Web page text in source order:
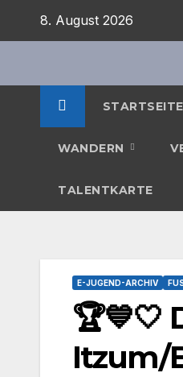
8. August 2026
STARTSEITE
WANDERN
TALENTKARTE
E-JUGEND-ARCHIV
🏆💙🤍
Itzum/